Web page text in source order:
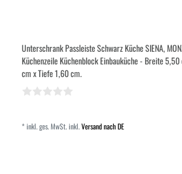
Unterschrank Passleiste Schwarz Küche SIENA,
Küchenzeile Küchenblock Einbauküche - Breite
cm x Tiefe 1,60 cm.
*inkl. ges. MwSt.inkl.Versand nach DE